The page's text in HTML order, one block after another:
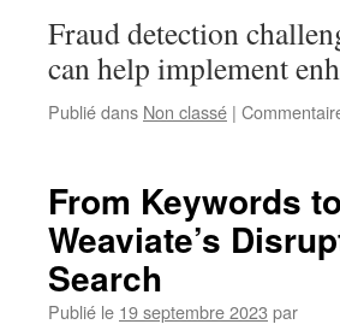
Fraud detection
can help implement
Publié dans Non classé |
From Keywords
Weaviate’s
Search
Publié le 19 septembre 2023 par